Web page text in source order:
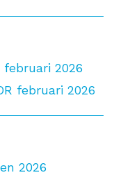
2026
februari 2026
2026